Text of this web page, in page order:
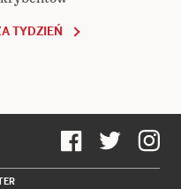
TYDZIEŃ